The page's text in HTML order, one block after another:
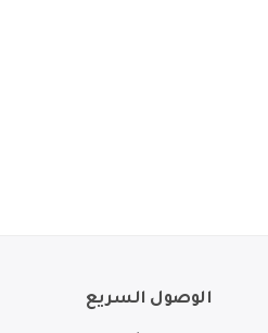
الوصول السريع